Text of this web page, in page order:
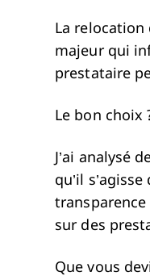
La relocation
majeur qui
prestataire
Le bon choix
J’ai analysé
qu’il
transparence
sur des
Que vous